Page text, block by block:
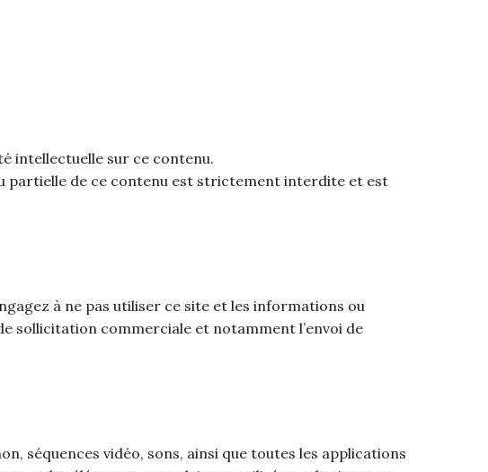
intellectuelle sur ce contenu.
partielle de ce contenu est strictement interdite et est
à ne pas utiliser ce site et les informations ou
sollicitation commerciale et notamment l’envoi de
séquences vidéo, sons, ainsi que toutes les applications